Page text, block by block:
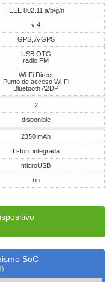
IEEE 802.11 a/b/g/n
v 4
GPS, A-GPS
USB OTG
radio FM
Wi-Fi Direct
Punto de acceso Wi-Fi
Bluetooth A2DP
2
disponible
2350 mAh
Li-Ion, integrada
microUSB
no
SoC